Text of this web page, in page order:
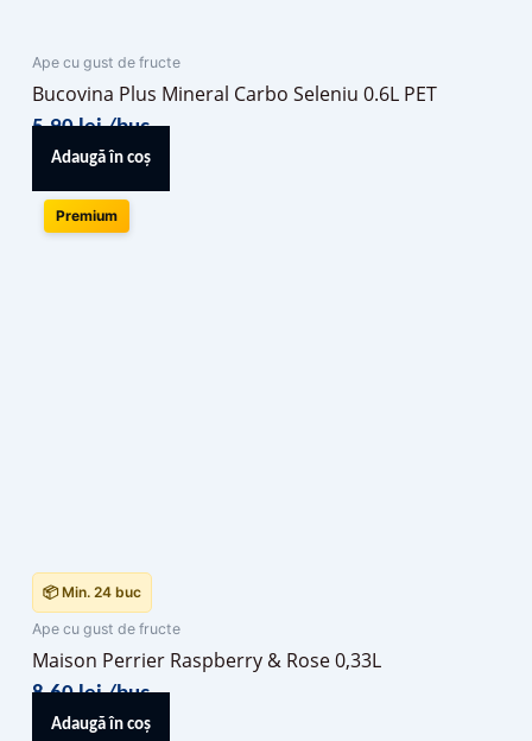
Ape cu gust de fructe
Bucovina Plus Mineral Carbo Seleniu 0.6L PET
5,90lei/buc
Adaugă în coș
Premium
📦 Min. 24 buc
Ape cu gust de fructe
Maison Perrier Raspberry & Rose 0,33L
8,60lei/buc
Adaugă în coș